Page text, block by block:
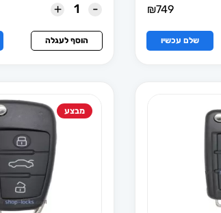
₪749
שלם עכשיו
-
+
הוסף לעגלה
מבצע